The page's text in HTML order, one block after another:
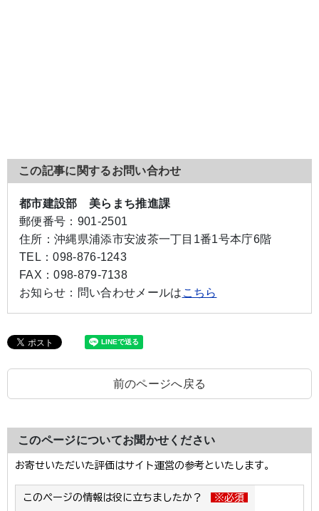
この記事に関するお問い合わせ
都市建設部 美らまち推進課
郵便番号： 901-2501
住所： 沖縄県浦添市安波茶一丁目1番1号本庁6階
TEL：098-876-1243
FAX：098-879-7138
お知らせ： 問い合わせメールは こちら
前のページへ戻る
このページについてお聞かせください